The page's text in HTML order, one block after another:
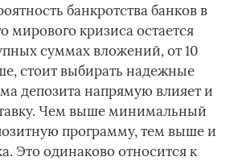
банкротства банков в
мирового кризиса остается
суммах вложений, от 10
стоит выбирать надежные
депозита напрямую влияет и
Чем выше минимальный
программу, тем выше и
Это одинаково относится к